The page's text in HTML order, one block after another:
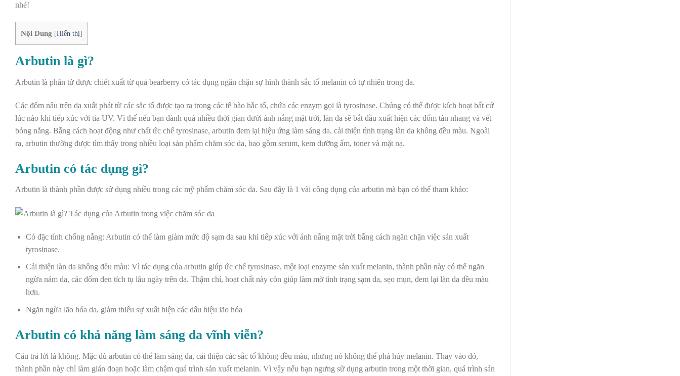
nhé!
Nội Dung [Hiển thị]
Arbutin là gì?
Arbutin là phân tử được chiết xuất từ quả bearberry có tác dụng ngăn chặn sự hình thành sắc tố melanin có tự nhiên trong da.
Các đốm nâu trên da xuất phát từ các sắc tố được tạo ra trong các tế bào hắc tố, chứa các enzym gọi là tyrosinase. Chúng có thể được kích hoạt bất cứ
lúc nào khi tiếp xúc với tia UV. Vì thế nếu bạn dành quá nhiều thời gian dưới ánh nắng mặt trời, làn da sẽ bắt đầu xuất hiện các đốm tàn nhang và vết
bỏng nắng. Bằng cách hoạt động như chất ức chế tyrosinase, arbutin đem lại hiệu ứng làm sáng da, cải thiện tình trạng làn da không đều màu. Ngoài
ra, arbutin thường được tìm thấy trong nhiều loại sản phẩm chăm sóc da, bao gồm serum, kem dưỡng ẩm, toner và mặt nạ.
Arbutin có tác dụng gì?
Arbutin là thành phần được sử dụng nhiều trong các mỹ phẩm chăm sóc da. Sau đây là 1 vài công dụng của arbutin mà bạn có thể tham khảo:
Có đặc tính chống nắng: Arbutin có thể làm giảm mức độ sạm da sau khi tiếp xúc với ánh nắng mặt trời bằng cách ngăn chặn việc sản xuất
tyrosinase.
Cải thiện làn da không đều màu: Vì tác dụng của arbutin giúp ức chế tyrosinase, một loại enzyme sản xuất melanin, thành phần này có thể ngăn
ngừa nám da, các đốm đen tích tụ lâu ngày trên da. Thậm chí, hoạt chất này còn giúp làm mờ tình trạng sạm da, sẹo mụn, đem lại làn da đều màu
hơn.
Ngăn ngừa lão hóa da, giảm thiểu sự xuất hiện các dấu hiệu lão hóa
Arbutin có khả năng làm sáng da vĩnh viễn?
Câu trả lời là không. Mặc dù arbutin có thể làm sáng da, cải thiện các sắc tố không đều màu, nhưng nó không thể phá hủy melanin. Thay vào đó,
thành phần này chỉ làm gián đoạn hoặc làm chậm quá trình sản xuất melanin. Vì vậy nếu bạn ngưng sử dụng arbutin trong một thời gian, quá trình sản